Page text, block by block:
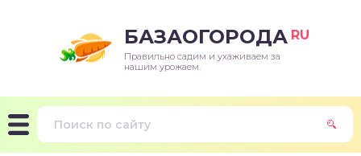
БАЗАОГОРОДА RU
Правильно садим и ухаживаем за
нашим урожаем.